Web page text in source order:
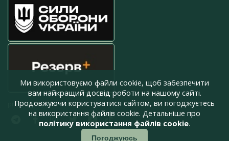
press@armyinform.com.ua
Ми використовуємо файли cookie, щоб забезпечити
вам найкращий досвід роботи на нашому сайті.
Продовжуючи користуватися сайтом, ви погоджуєтесь
на використання файлів cookie. Детальніше про
політику використання файлів cookie.
Погоджуюсь